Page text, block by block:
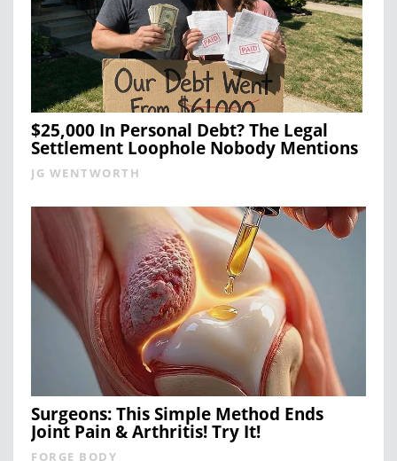
$25,000 In Personal Debt? The Legal
Settlement Loophole Nobody Mentions
JG WENTWORTH
Surgeons: This Simple Method Ends
Joint Pain & Arthritis! Try It!
FORGE BODY